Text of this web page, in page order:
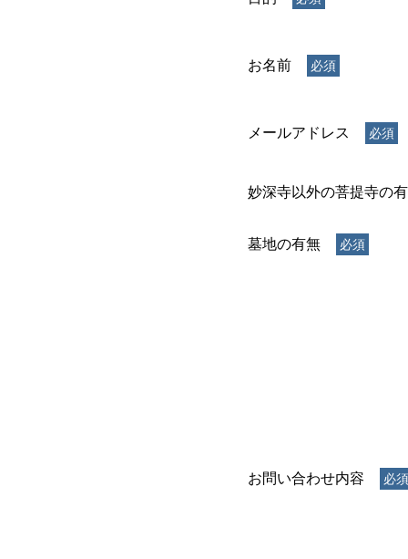
お名前
メールアドレス
妙深寺以外の菩提寺の
墓地の有無
お問い合わせ内容